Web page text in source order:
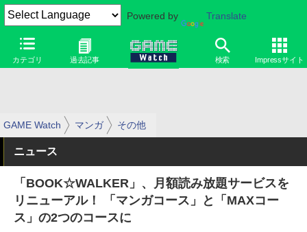
Powered by Translate
カテゴリ 過去記事 検索 Impressサイト
GAME Watch マンガ その他
ニュース
「BOOK☆WALKER」、月額読み放題サービスを
リニューアル！ 「マンガコース」と「MAXコー
ス」の2つのコースに